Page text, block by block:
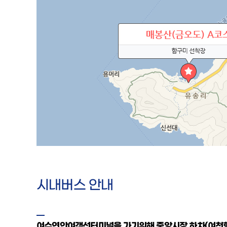
시내버스 안내
여수연안여객선터미널을 가기위해 중앙시장 하차(여